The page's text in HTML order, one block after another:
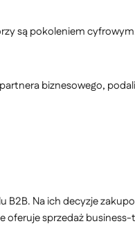
są pokoleniem
biznesowego,
Na ich decyzje
sprzedaż